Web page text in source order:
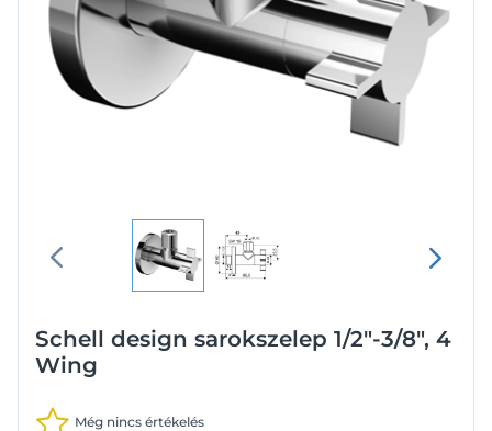
Schell design sarokszelep 1/2"-3/8", 4
Wing
Még nincs értékelés